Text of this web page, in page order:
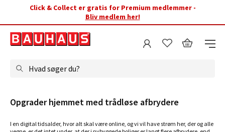
Click & Collect er gratis for Premium medlemmer -
Bliv medlem her!
Hvad søger du?
Opgrader hjemmet med trådløse afbrydere
I en digital tidsalder, hvor alt skal være online, og vi vil have strøm her, der og alle